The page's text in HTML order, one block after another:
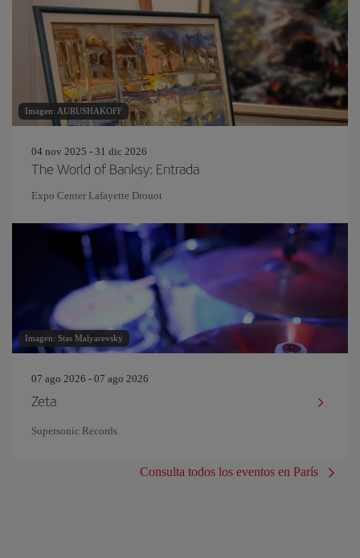
Imagen: AURUSHAKOFF
04 nov 2025 - 31 dic 2026
The World of Banksy: Entrada
Expo Center Lafayette Drouot
Imagen: Stas Malyarevsky
07 ago 2026 - 07 ago 2026
Zeta
Supersonic Records
Consulta todos los eventos en París